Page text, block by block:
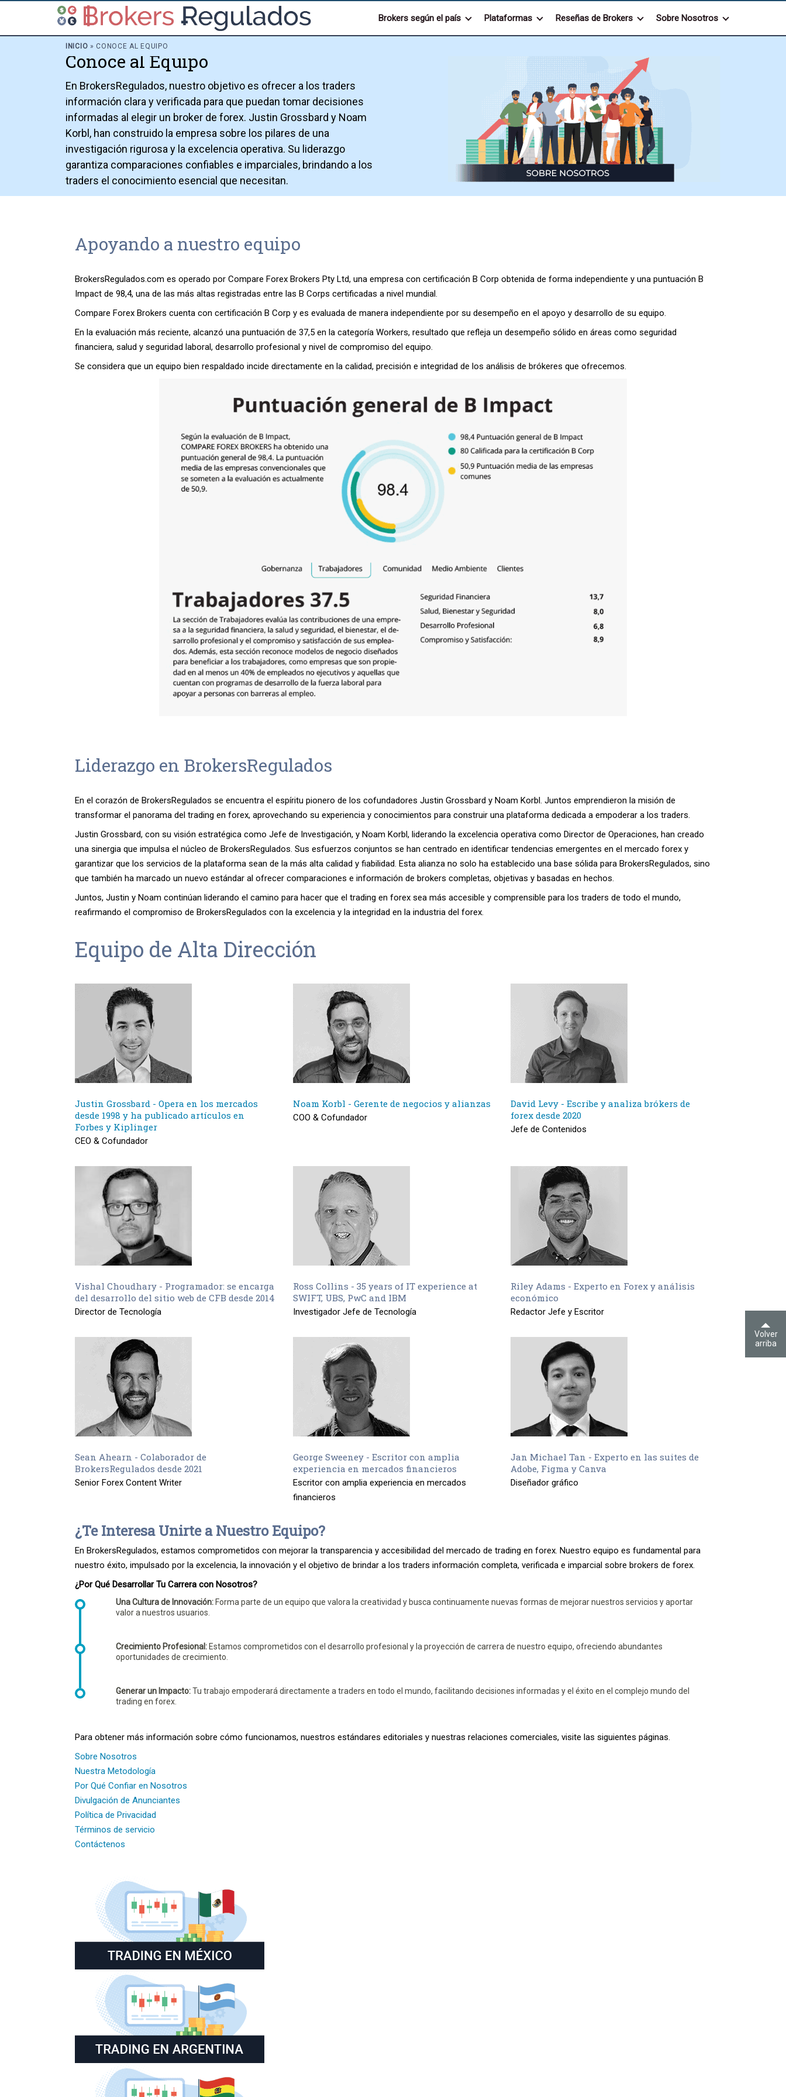
Brokers según el país Plataformas Reseñas de Brokers Sobre Nosotros
INICIO » CONOCE AL EQUIPO
Conoce al Equipo
En BrokersRegulados, nuestro objetivo es ofrecer a los traders
información clara y verificada para que puedan tomar decisiones
informadas al elegir un broker de forex. Justin Grossbard y Noam
Korbl, han construido la empresa sobre los pilares de una
investigación rigurosa y la excelencia operativa. Su liderazgo
garantiza comparaciones confiables e imparciales, brindando a los
traders el conocimiento esencial que necesitan.
Apoyando a nuestro equipo
BrokersRegulados.com es operado por Compare Forex Brokers Pty Ltd, una empresa con certificación B Corp obtenida de forma independiente y una puntuación B
Impact de 98,4, una de las más altas registradas entre las B Corps certificadas a nivel mundial.
Compare Forex Brokers cuenta con certificación B Corp y es evaluada de manera independiente por su desempeño en el apoyo y desarrollo de su equipo.
En la evaluación más reciente, alcanzó una puntuación de 37,5 en la categoría Workers, resultado que refleja un desempeño sólido en áreas como seguridad
financiera, salud y seguridad laboral, desarrollo profesional y nivel de compromiso del equipo.
Se considera que un equipo bien respaldado incide directamente en la calidad, precisión e integridad de los análisis de brókeres que ofrecemos.
Liderazgo en BrokersRegulados
En el corazón de BrokersRegulados se encuentra el espíritu pionero de los cofundadores Justin Grossbard y Noam Korbl. Juntos emprendieron la misión de
transformar el panorama del trading en forex, aprovechando su experiencia y conocimientos para construir una plataforma dedicada a empoderar a los traders.
Justin Grossbard, con su visión estratégica como Jefe de Investigación, y Noam Korbl, liderando la excelencia operativa como Director de Operaciones, han creado
una sinergia que impulsa el núcleo de BrokersRegulados. Sus esfuerzos conjuntos se han centrado en identificar tendencias emergentes en el mercado forex y
garantizar que los servicios de la plataforma sean de la más alta calidad y fiabilidad. Esta alianza no solo ha establecido una base sólida para BrokersRegulados, sino
que también ha marcado un nuevo estándar al ofrecer comparaciones e información de brokers completas, objetivas y basadas en hechos.
Juntos, Justin y Noam continúan liderando el camino para hacer que el trading en forex sea más accesible y comprensible para los traders de todo el mundo,
reafirmando el compromiso de BrokersRegulados con la excelencia y la integridad en la industria del forex.
Equipo de Alta Dirección
Justin Grossbard - Opera en los mercados
desde 1998 y ha publicado artículos en
Forbes y Kiplinger
CEO & Cofundador
Noam Korbl - Gerente de negocios y alianzas
COO & Cofundador
David Levy - Escribe y analiza brókers de
forex desde 2020
Jefe de Contenidos
Vishal Choudhary - Programador: se encarga
del desarrollo del sitio web de CFB desde 2014
Director de Tecnología
Ross Collins - 35 years of IT experience at
SWIFT, UBS, PwC and IBM
Investigador Jefe de Tecnología
Riley Adams - Experto en Forex y análisis
económico
Redactor Jefe y Escritor
Sean Ahearn - Colaborador de
BrokersRegulados desde 2021
Senior Forex Content Writer
George Sweeney - Escritor con amplia
experiencia en mercados financieros
Escritor con amplia experiencia en mercados
financieros
Jan Michael Tan - Experto en las suites de
Adobe, Figma y Canva
Diseñador gráfico
¿Te Interesa Unirte a Nuestro Equipo?
En BrokersRegulados, estamos comprometidos con mejorar la transparencia y accesibilidad del mercado de trading en forex. Nuestro equipo es fundamental para
nuestro éxito, impulsado por la excelencia, la innovación y el objetivo de brindar a los traders información completa, verificada e imparcial sobre brokers de forex.
¿Por Qué Desarrollar Tu Carrera con Nosotros?
Una Cultura de Innovación: Forma parte de un equipo que valora la creatividad y busca continuamente nuevas formas de mejorar nuestros servicios y aportar
valor a nuestros usuarios.
Crecimiento Profesional: Estamos comprometidos con el desarrollo profesional y la proyección de carrera de nuestro equipo, ofreciendo abundantes
oportunidades de crecimiento.
Generar un Impacto:Tu trabajo empoderará directamente a traders en todo el mundo, facilitando decisiones informadas y el éxito en el complejo mundo del
trading en forex.
Para obtener más información sobre cómo funcionamos, nuestros estándares editoriales y nuestras relaciones comerciales, visite las siguientes páginas.
Sobre Nosotros
Nuestra Metodología
Por Qué Confiar en Nosotros
Divulgación de Anunciantes
Política de Privacidad
Términos de servicio
Contáctenos
Volver
arriba